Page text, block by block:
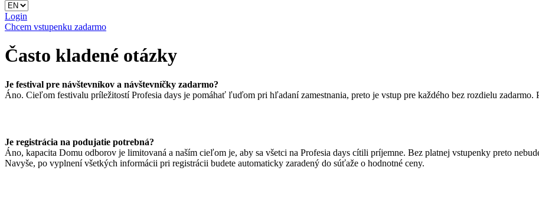
Login
Chcem vstupenku zadarmo
Často kladené otázky
Je festival pre návštevníkov a návštevníčky zadarmo?
Áno. Cieľom festivalu príležitostí Profesia days je pomáhať ľuďom pri hľadaní zamestnania, preto je vstup pre každého bez rozdielu zadarmo.
Je registrácia na podujatie potrebná?
Áno, kapacita Domu odborov je limitovaná a naším cieľom je, aby sa všetci na Profesia days cítili príjemne. Bez platnej vstupenky preto
Navyše, po vyplnení všetkých informácii pri registrácii budete automaticky zaradený do súťaže o hodnotné ceny.